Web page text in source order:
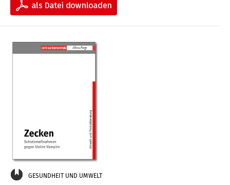
GESUNDHEIT UND UMWELT